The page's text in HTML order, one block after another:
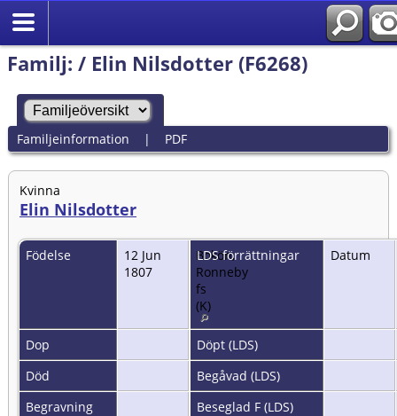
Familj: / Elin Nilsdotter (F6268)
Familjeinformation | PDF
Kvinna
Elin Nilsdotter
Födelse
12 Jun
1807
Bokön,
Ronneby
fs
(K)
LDS förrättningar Datum
Dop
Döpt (LDS)
Död
Begåvad (LDS)
Begravning
Beseglad F (LDS)